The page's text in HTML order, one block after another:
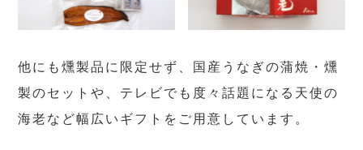
他にも燻製品に限定せず、国産うなぎの蒲焼・燻
製のセットや、テレビでも度々話題になる天使の
海老など幅広いギフトをご用意しています。